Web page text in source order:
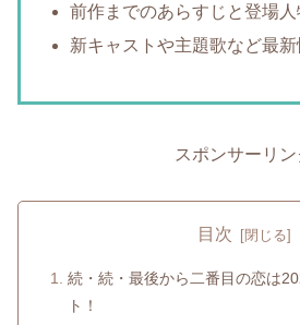
前作までのあらすじと登場
新キャストや主題歌など最
スポンサーリン
目次
続・続・最後から二番目の恋は
ト！